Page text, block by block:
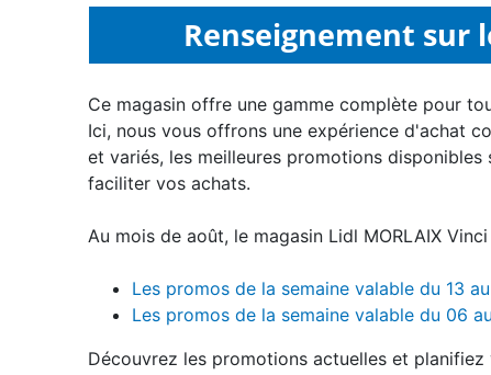
Renseignement sur
Ce magasin offre une gamme complète pour
Ici, nous vous offrons une expérience d'achat
et variés, les meilleures promotions
faciliter vos achats.
Au mois de août, le magasin Lidl MORLAIX
Les promos de la semaine valable du 13
Les promos de la semaine valable du 06
Découvrez les promotions actuelles et